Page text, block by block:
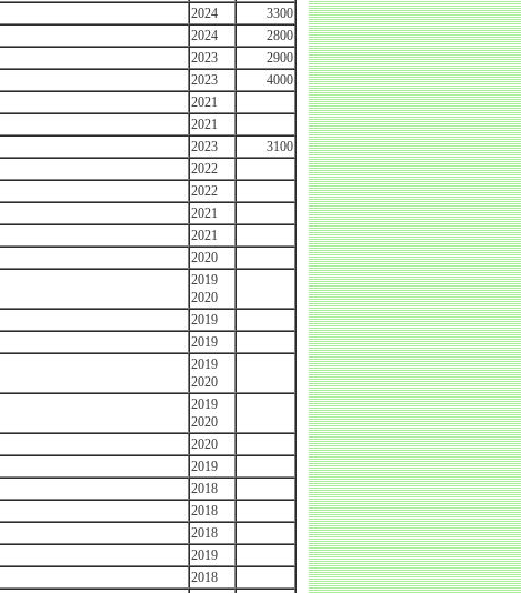
2024
3300
2024
2800
2023
2900
2023
4000
2021
2021
2023
3100
2022
2022
2021
2021
2020
2019
2020
2019
2019
2019
2020
2019
2020
2020
2019
2018
2018
2018
2019
2018